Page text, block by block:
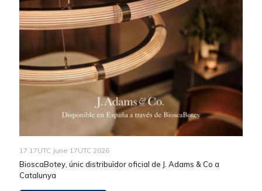
17 17UTC June 17UTC 2026
BioscaBotey, únic distribuïdor oficial de J. Adams & Co a
Catalunya